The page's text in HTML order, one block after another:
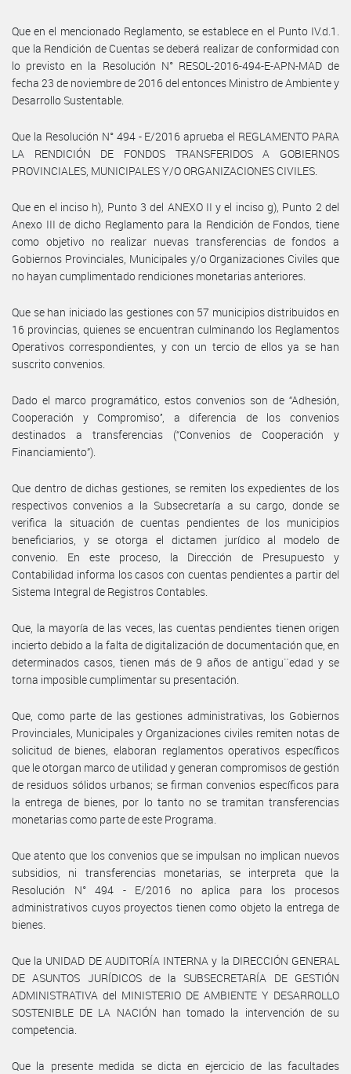
Que en el mencionado Reglamento, se establece en el Punto IV.d.1.
que la Rendición de Cuentas se deberá realizar de conformidad con
lo previsto en la Resolución N° RESOL-2016-494-E-APN-MAD de
fecha 23 de noviembre de 2016 del entonces Ministro de Ambiente y
Desarrollo Sustentable.
Que la Resolución N° 494 - E/2016 aprueba el REGLAMENTO PARA
LA RENDICIÓN DE FONDOS TRANSFERIDOS A GOBIERNOS
PROVINCIALES, MUNICIPALES Y/O ORGANIZACIONES CIVILES.
Que en el inciso h), Punto 3 del ANEXO II y el inciso g), Punto 2 del
Anexo III de dicho Reglamento para la Rendición de Fondos, tiene
como objetivo no realizar nuevas transferencias de fondos a
Gobiernos Provinciales, Municipales y/o Organizaciones Civiles que
no hayan cumplimentado rendiciones monetarias anteriores.
Que se han iniciado las gestiones con 57 municipios distribuidos en
16 provincias, quienes se encuentran culminando los Reglamentos
Operativos correspondientes, y con un tercio de ellos ya se han
suscrito convenios.
Dado el marco programático, estos convenios son de “Adhesión,
Cooperación y Compromiso’’, a diferencia de los convenios
destinados a transferencias (“Convenios de Cooperación y
Financiamiento”).
Que dentro de dichas gestiones, se remiten los expedientes de los
respectivos convenios a la Subsecretaría a su cargo, donde se
verifica la situación de cuentas pendientes de los municipios
beneficiarios, y se otorga el dictamen jurídico al modelo de
convenio. En este proceso, la Dirección de Presupuesto y
Contabilidad informa los casos con cuentas pendientes a partir del
Sistema Integral de Registros Contables.
Que, la mayoría de las veces, las cuentas pendientes tienen origen
incierto debido a la falta de digitalización de documentación que, en
determinados casos, tienen más de 9 años de antigu¨edad y se
torna imposible cumplimentar su presentación.
Que, como parte de las gestiones administrativas, los Gobiernos
Provinciales, Municipales y Organizaciones civiles remiten notas de
solicitud de bienes, elaboran reglamentos operativos específicos
que le otorgan marco de utilidad y generan compromisos de gestión
de residuos sólidos urbanos; se firman convenios específicos para
la entrega de bienes, por lo tanto no se tramitan transferencias
monetarias como parte de este Programa.
Que atento que los convenios que se impulsan no implican nuevos
subsidios, ni transferencias monetarias, se interpreta que la
Resolución N° 494 - E/2016 no aplica para los procesos
administrativos cuyos proyectos tienen como objeto la entrega de
bienes.
Que la UNIDAD DE AUDITORÍA INTERNA y la DIRECCIÓN GENERAL
DE ASUNTOS JURÍDICOS de la SUBSECRETARÍA DE GESTIÓN
ADMINISTRATIVA del MINISTERIO DE AMBIENTE Y DESARROLLO
SOSTENIBLE DE LA NACIÓN han tomado la intervención de su
competencia.
Que la presente medida se dicta en ejercicio de las facultades